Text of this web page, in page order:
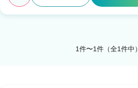
1件〜1件（全1件中）